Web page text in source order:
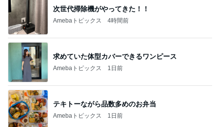
次世代掃除機がやってきた！！
Amebaトピックス 4時間前
求めていた体型カバーできるワンピース
Amebaトピックス 1日前
テキトーながら品数多めのお弁当
Amebaトピックス 1日前